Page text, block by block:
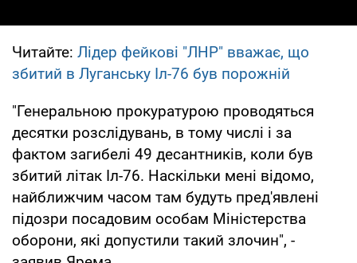
Читайте: Лідер фейкові "ЛНР" вважає, що
збитий в Луганську Іл-76 був порожній
"Генеральною прокуратурою проводяться
десятки розслідувань, в тому числі і за
фактом загибелі 49 десантників, коли був
збитий літак Іл-76. Наскільки мені відомо,
найближчим часом там будуть пред'явлені
підозри посадовим особам Міністерства
оборони, які допустили такий злочин", -